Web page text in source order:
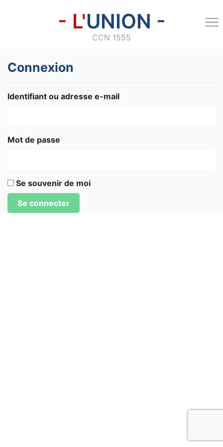
- L'UNION -
CCN 1555
Connexion
Identifiant ou adresse e-mail
Mot de passe
Se souvenir de moi